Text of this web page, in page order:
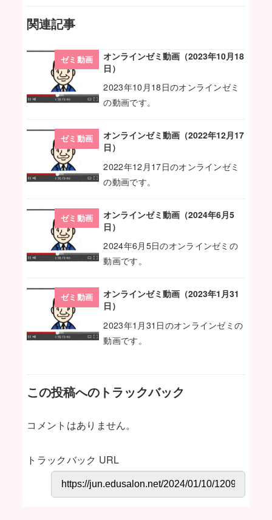
関連記事
ゼミ動画
オンラインゼミ動画（2023年10月18
日）
2023年10月18日のオンラインゼミ
の動画です。
ゼミ動画
オンラインゼミ動画（2022年12月17
日）
2022年12月17日のオンラインゼミ
の動画です。
ゼミ動画
オンラインゼミ動画（2024年6月5
日）
2024年6月5日のオンラインゼミの
動画です。
ゼミ動画
オンラインゼミ動画（2023年1月31
日）
2023年1月31日のオンラインゼミの
動画です。
この投稿へのトラックバック
コメントはありません。
トラックバック URL